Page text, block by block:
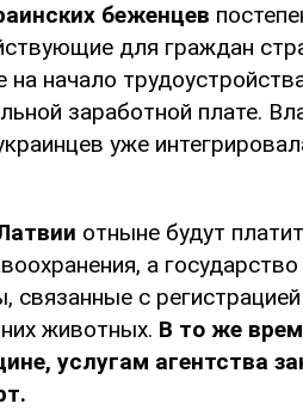
беженцев
для граждан
начало
заработной плате.
уже
отныне будут
а
связанные с
животных. В то же
услугам агентства